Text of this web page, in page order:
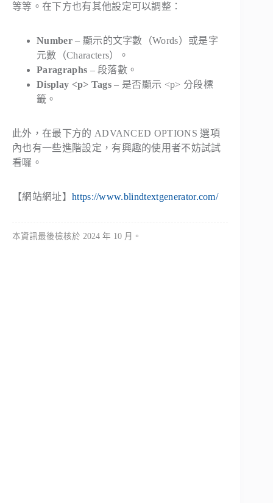
等等。在下方也有其他設定可以調整：
Number– 顯示的文字數（Words）或是字
元數（Characters）。
Paragraphs – 段落數。
Display <p> Tags – 是否顯示 <p> 分段標
籤。
此外，在最下方的 ADVANCED OPTIONS 選項
內也有一些進階設定，有興趣的使用者不妨試試
看囉。
【網站網址】 https://www.blindtextgenerator.com/
本資訊最後檢核於 2024 年 10 月。